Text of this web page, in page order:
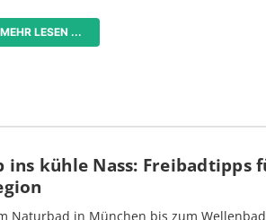
MEHR LESEN ...
ins kühle Nass: Freibadtipps
Naturbad in München bis zum